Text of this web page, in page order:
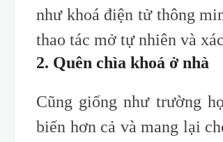
như khoá điện tử thông
thao tác mở tự nhiên và
2. Quên chìa khoá ở nhà
Cũng giống như trường
biến hơn cả và mang lại